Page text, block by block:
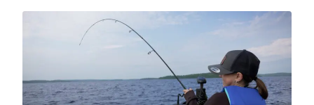
sensations
fortes!